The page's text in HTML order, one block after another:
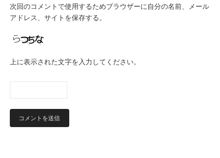
次回のコメントで使用するためブラウザーに自分の名前、メール
アドレス、サイトを保存する。
上に表示された文字を入力してください。